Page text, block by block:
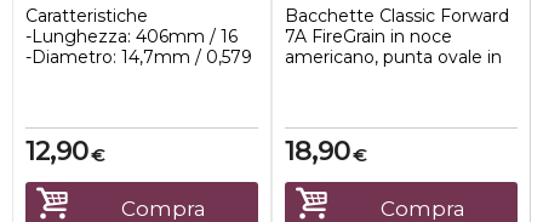
Caratteristiche
-Lunghezza: 406mm / 16
-Diametro: 14,7mm / 0,579
€
12,90
Compra
Bacchette Classic Forward
7A FireGrain in noce
americano, punta ovale in
€
18,90
Compra